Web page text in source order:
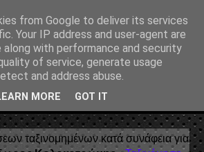
• Λογοτεχνία • Τέχνες • Θεολογία •
για τη μνήμη, τον άνθρωπο και το
ταξινομημένων κατά συνάφεια για
from Google to deliver its services
Your IP address and user-agent are
along with performance and security
of service, generate usage
and address abuse.
MORE GOT IT